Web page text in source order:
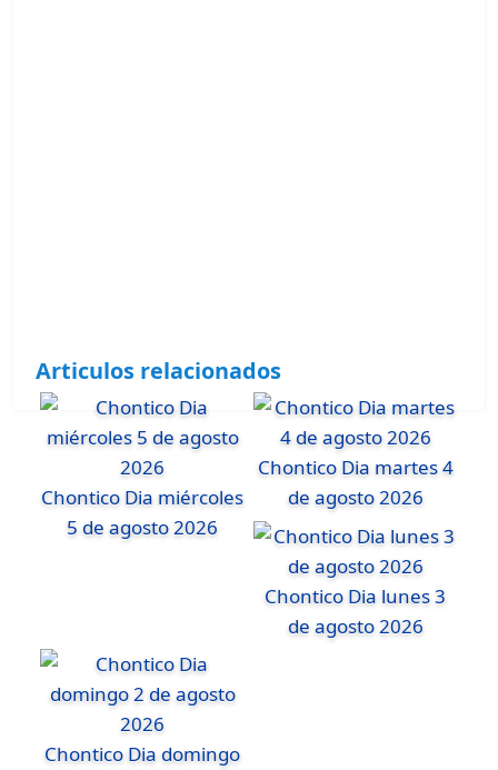
Articulos relacionados
Chontico Dia miércoles
5 de agosto 2026
Chontico Dia martes 4
de agosto 2026
Chontico Dia lunes 3
de agosto 2026
Chontico Dia domingo